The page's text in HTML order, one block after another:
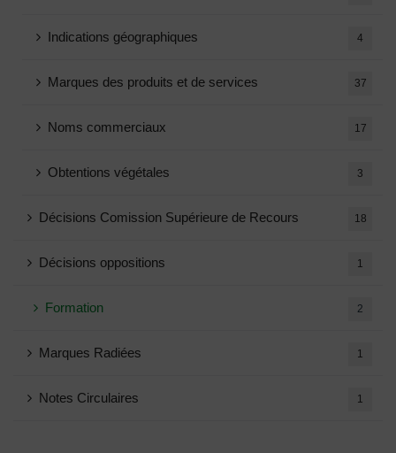
Indications géographiques 4
Marques des produits et de services 37
Noms commerciaux 17
Obtentions végétales 3
Décisions Comission Supérieure de Recours 18
Décisions oppositions 1
Formation 2
Marques Radiées 1
Notes Circulaires 1